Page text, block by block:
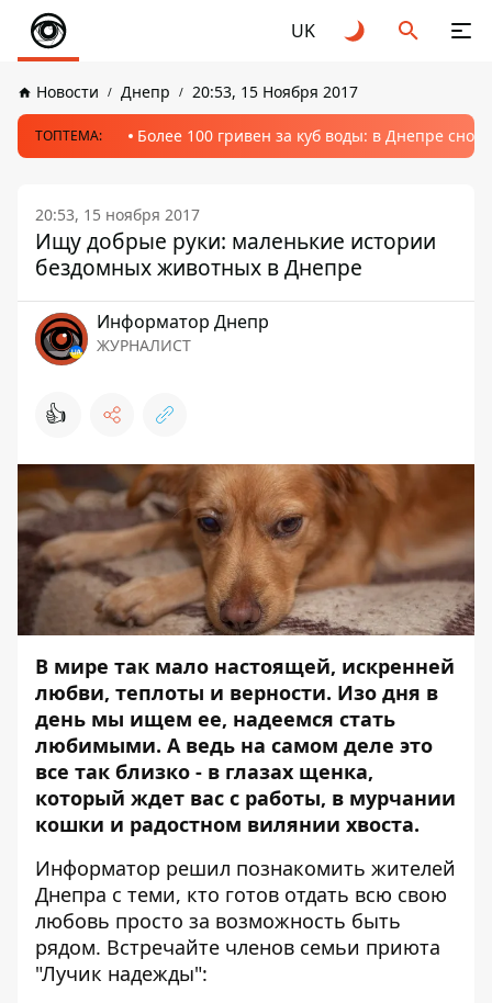
UK
Новости Днепр 20:53, 15 Ноября 2017
ТОПТЕМА: Более 100 гривен за куб воды: в Днепре
20:53, 15 ноября 2017
Ищу добрые руки: маленькие истории
бездомных животных в Днепре
Информатор Днепр
ЖУРНАЛИСТ
👍
В мире так мало настоящей, искренней
любви, теплоты и верности. Изо дня в
день мы ищем ее, надеемся стать
любимыми. А ведь на самом деле это
все так близко - в глазах щенка,
который ждет вас с работы, в мурчании
кошки и радостном вилянии хвоста.
Информатор решил познакомить жителей
Днепра с теми, кто готов отдать всю свою
любовь просто за возможность быть
рядом. Встречайте членов семьи приюта
"Лучик надежды":